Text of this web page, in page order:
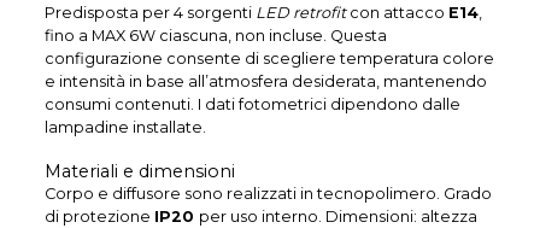
Predisposta per 4 sorgenti LED retrofitcon attacco E14
fino a MAX 6W ciascuna, non incluse. Questa
configurazione consente di scegliere temperatura colore
e intensità in base all’atmosfera desiderata, mantenendo
consumi contenuti. I dati fotometrici dipendono dalle
lampadine installate.
Materiali e dimensioni
Corpo e diffusore sono realizzati in tecnopolimero. Grado
di protezione IP20 per uso interno. Dimensioni: altezza